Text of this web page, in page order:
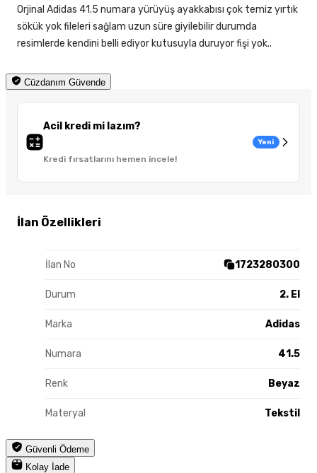
Cüzdanım Güvende
Acil kredi mi lazım?
Kredi fırsatlarını hemen incele!
Yeni
İlan Özellikleri
İlan No 1723280300
Durum 2. El
Marka Adidas
Numara 41.5
Renk Beyaz
Materyal Tekstil
Güvenli Ödeme
Kolay İade
Orjinal Adidas 41.5 numara yürüyüş ayakkabısı çok temiz yırtık
sökük yok fileleri sağlam uzun süre giyilebilir durumda
resimlerde kendini belli ediyor kutusuyla duruyor fişi yok..